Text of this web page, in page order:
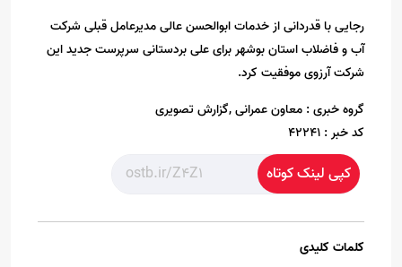
رجایی با قدردانی از خدمات ابوالحسن عالی مدیرعامل قبلی شرکت
آب و فاضلاب استان بوشهر برای علی بردستانی سرپرست جدید این
شرکت آرزوی موفقیت کرد.
گروه خبری : معاون عمرانی ,گزارش تصویری
کد خبر : 42241
کپی لینک کوتاه
کلمات کلیدی